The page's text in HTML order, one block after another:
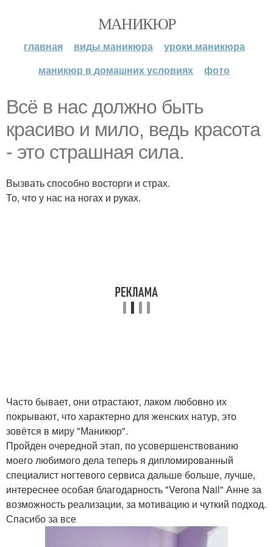
МАНИКЮР
главная виды маникюра
уроки маникюра
маникюр в домашних условиях
фото
Всё в нас должно быть
красиво и мило, ведь красота
- это страшная сила.
Вызвать способно восторги и страх.
То, что у нас на ногах и руках.
Часто бывает, они отрастают, лаком любовно их
покрывают, что характерно для женских натур, это
зовётся в миру "Маникюр".
Пройден очередной этап, по усовершенствованию
моего любимого дела теперь я дипломированный
специалист ногтевого сервиса дальше больше, лучше,
интереснее особая благодарность "Verona Nail" Анне за
возможность реализации, за мотивацию и чуткий подход.
Спасибо за все